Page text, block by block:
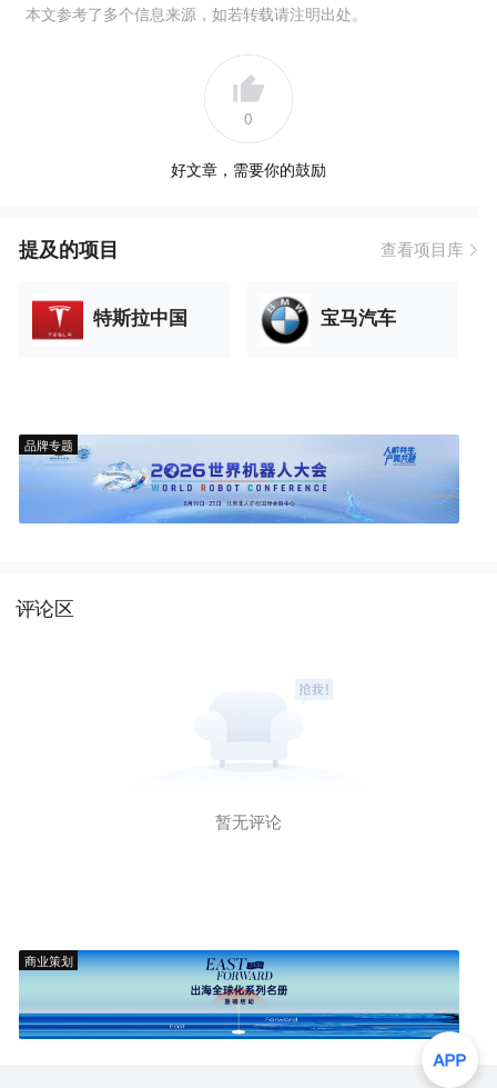
本文参考了多个信息来源，如若转载请注明出处。
0
好文章，需要你的鼓励
提及的项目 查看项目库
特斯拉中国 宝马汽车
品牌专题
评论区
暂无评论
商业策划